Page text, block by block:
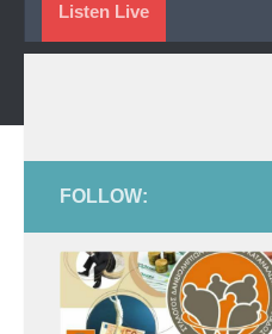
Listen Live
FOLLOW: